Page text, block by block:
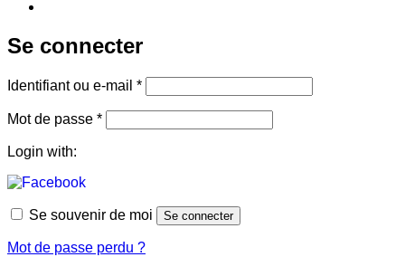
Se connecter
Identifiant ou e-mail *Obligatoire
Mot de passe *Obligatoire
Login with:
Se souvenir de moi Se connecter
Mot de passe perdu ?